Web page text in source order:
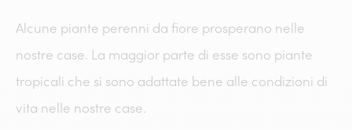
Alcune piante perenni da fiore prosperano nelle
nostre case. La maggior parte di esse sono piante
tropicali che si sono adattate bene alle condizioni di
vita nelle nostre case.